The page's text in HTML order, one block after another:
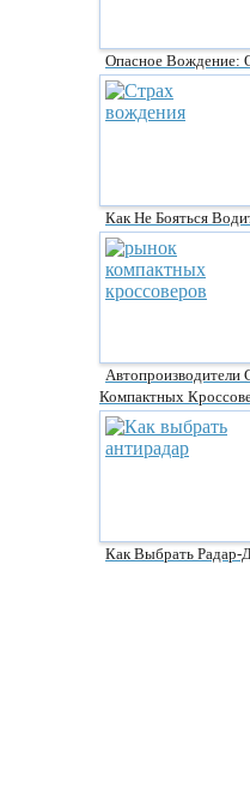
Опасное Вождение:
Как Не Бояться
Компактных
Как Выбрать Радар-